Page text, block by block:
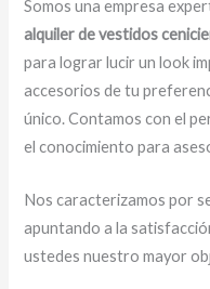
Somos una empresa
alquiler de vestidos
para lograr lucir un look
accesorios de tu
único. Contamos con el
el conocimiento para
Nos caracterizamos por
apuntando a la
ustedes nuestro mayor